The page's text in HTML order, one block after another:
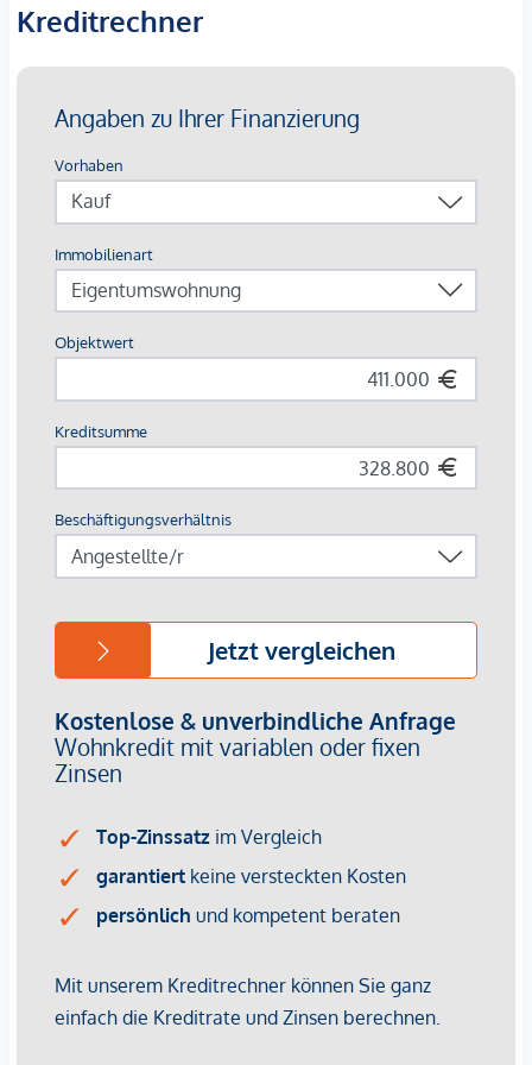
Einheiten bis zu familiengerechten 4-Zimmer-
Wohnungen
Jede Einheit mitBalkon, Loggia, Terrasse oder
Parkett- und Feinsteinzeugböden
Holzoberflächen & Brettsperrholzdecken
Fußbodenheizung & -temperierung
Außenliegender Sonnenschutz (Raffstores, EG mit
Rollläden)
Moderne Lüftungssysteme mit Fensterspaltlüftern
von EUR 286.000,- bis EUR 1.238.000,- netto zzgl. 20% USt.
Zu erwartender Mietertrag
von ca. EUR 17,50 bis EUR 22,50 netto/m²
40.000,00 netto angekauft werden.
Provisionsfrei für den Käufer!
Bei diesem Angebot handelt es sich um eine
Vorsorgewohnung, die zu Vermietungszwecken erworben
20% USt. Diese Daten sind vorbehaltlich möglicher
Wir weisen darauf hin, dass zwischen dem Vermittler und
Der Vermittler ist als Doppelmakler tätig.
Kreditrechner